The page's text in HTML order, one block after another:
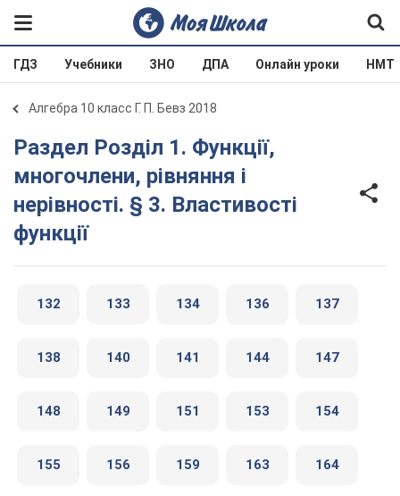
ГДЗ Учебники ЗНО ДПА Онлайн уроки НМТ
Алгебра 10 класс Г. П. Бевз 2018
Раздел Розділ 1. Функції,
многочлени, рівняння і
нерівності. § 3. Властивості
функції
132 133 134 136 137
138 140 141 144 147
148 149 151 153 154
155 156 159 163 164